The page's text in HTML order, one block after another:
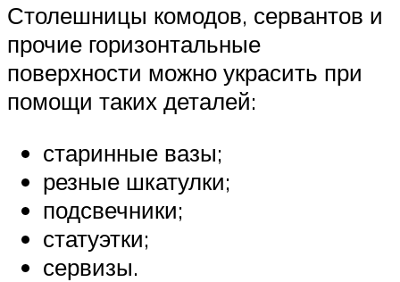
Столешницы комодов, сервантов и
прочие горизонтальные
поверхности можно украсить при
помощи таких деталей:
старинные вазы;
резные шкатулки;
подсвечники;
статуэтки;
сервизы.